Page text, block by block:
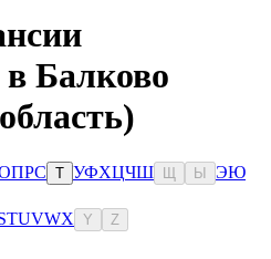
Балково
ПРС Т УФХЦЧШ Ы ЭЮ
TUVWX Y Z